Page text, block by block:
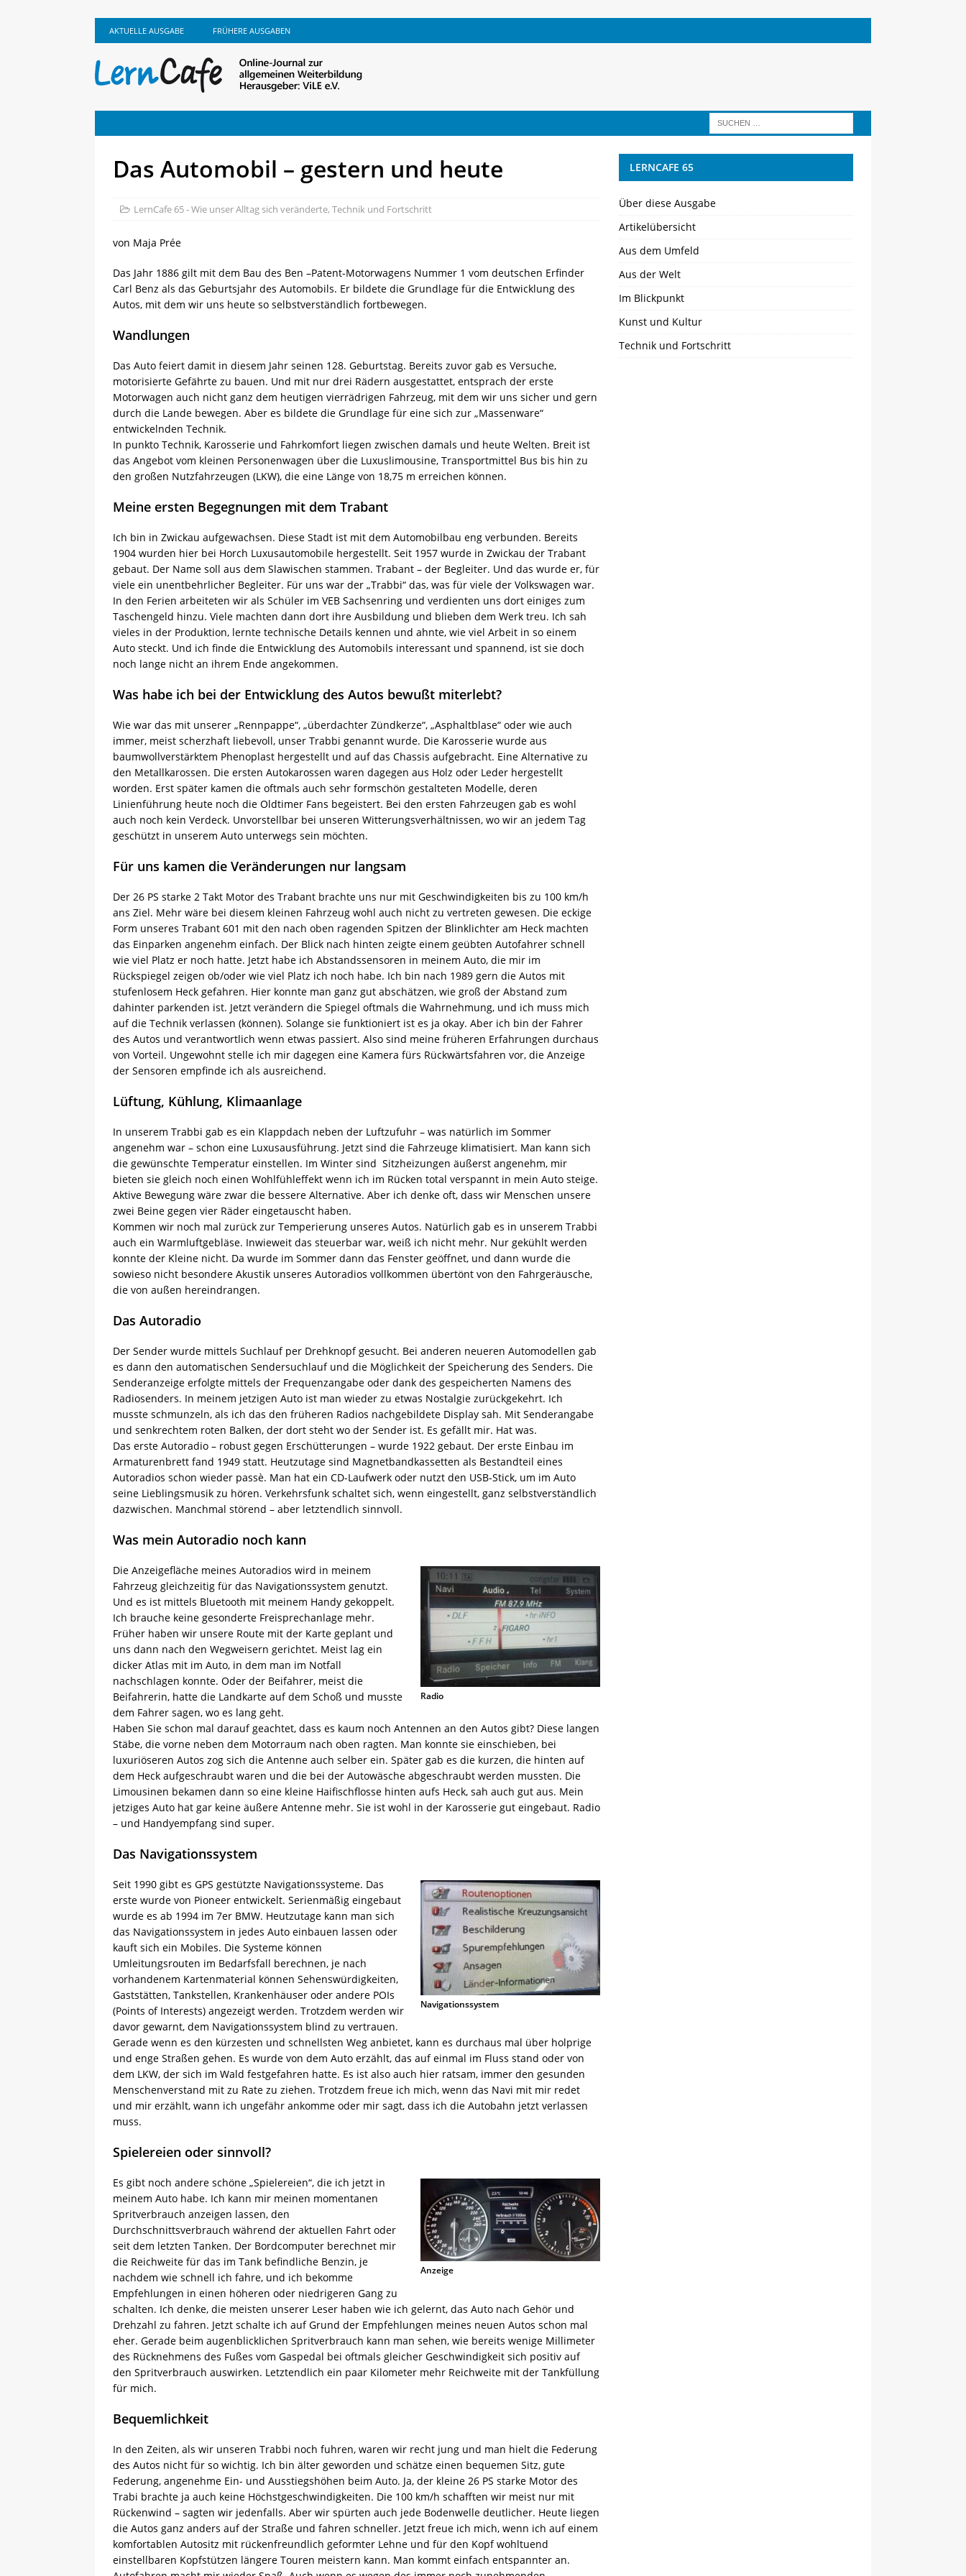
AKTUELLE AUSGABE FRÜHERE AUSGABEN
Das Automobil – gestern und heute
LernCafe 65 - Wie unser Alltag sich veränderte, Technik und Fortschritt
von Maja Prée
Das Jahr 1886 gilt mit dem Bau des Ben –Patent-Motorwagens Nummer 1 vom deutschen Erfinder
Carl Benz als das Geburtsjahr des Automobils. Er bildete die Grundlage für die Entwicklung des
Autos, mit dem wir uns heute so selbstverständlich fortbewegen.
Wandlungen
Das Auto feiert damit in diesem Jahr seinen 128. Geburtstag. Bereits zuvor gab es Versuche,
motorisierte Gefährte zu bauen. Und mit nur drei Rädern ausgestattet, entsprach der erste
Motorwagen auch nicht ganz dem heutigen vierrädrigen Fahrzeug, mit dem wir uns sicher und gern
durch die Lande bewegen. Aber es bildete die Grundlage für eine sich zur „Massenware“
entwickelnden Technik.
In punkto Technik, Karosserie und Fahrkomfort liegen zwischen damals und heute Welten. Breit ist
das Angebot vom kleinen Personenwagen über die Luxuslimousine, Transportmittel Bus bis hin zu
den großen Nutzfahrzeugen (LKW), die eine Länge von 18,75 m erreichen können.
Meine ersten Begegnungen mit dem Trabant
Ich bin in Zwickau aufgewachsen. Diese Stadt ist mit dem Automobilbau eng verbunden. Bereits
1904 wurden hier bei Horch Luxusautomobile hergestellt. Seit 1957 wurde in Zwickau der Trabant
gebaut. Der Name soll aus dem Slawischen stammen. Trabant – der Begleiter. Und das wurde er, für
viele ein unentbehrlicher Begleiter. Für uns war der „Trabbi“ das, was für viele der Volkswagen war.
In den Ferien arbeiteten wir als Schüler im VEB Sachsenring und verdienten uns dort einiges zum
Taschengeld hinzu. Viele machten dann dort ihre Ausbildung und blieben dem Werk treu. Ich sah
vieles in der Produktion, lernte technische Details kennen und ahnte, wie viel Arbeit in so einem
Auto steckt. Und ich finde die Entwicklung des Automobils interessant und spannend, ist sie doch
noch lange nicht an ihrem Ende angekommen.
Was habe ich bei der Entwicklung des Autos bewußt miterlebt?
Wie war das mit unserer „Rennpappe“, „überdachter Zündkerze“, „Asphaltblase“ oder wie auch
immer, meist scherzhaft liebevoll, unser Trabbi genannt wurde. Die Karosserie wurde aus
baumwollverstärktem Phenoplast hergestellt und auf das Chassis aufgebracht. Eine Alternative zu
den Metallkarossen. Die ersten Autokarossen waren dagegen aus Holz oder Leder hergestellt
worden. Erst später kamen die oftmals auch sehr formschön gestalteten Modelle, deren
Linienführung heute noch die Oldtimer Fans begeistert. Bei den ersten Fahrzeugen gab es wohl
auch noch kein Verdeck. Unvorstellbar bei unseren Witterungsverhältnissen, wo wir an jedem Tag
geschützt in unserem Auto unterwegs sein möchten.
Für uns kamen die Veränderungen nur langsam
Der 26 PS starke 2 Takt Motor des Trabant brachte uns nur mit Geschwindigkeiten bis zu 100 km/h
ans Ziel. Mehr wäre bei diesem kleinen Fahrzeug wohl auch nicht zu vertreten gewesen. Die eckige
Form unseres Trabant 601 mit den nach oben ragenden Spitzen der Blinklichter am Heck machten
das Einparken angenehm einfach. Der Blick nach hinten zeigte einem geübten Autofahrer schnell
wie viel Platz er noch hatte. Jetzt habe ich Abstandssensoren in meinem Auto, die mir im
Rückspiegel zeigen ob/oder wie viel Platz ich noch habe. Ich bin nach 1989 gern die Autos mit
stufenlosem Heck gefahren. Hier konnte man ganz gut abschätzen, wie groß der Abstand zum
dahinter parkenden ist. Jetzt verändern die Spiegel oftmals die Wahrnehmung, und ich muss mich
auf die Technik verlassen (können). Solange sie funktioniert ist es ja okay. Aber ich bin der Fahrer
des Autos und verantwortlich wenn etwas passiert. Also sind meine früheren Erfahrungen durchaus
von Vorteil. Ungewohnt stelle ich mir dagegen eine Kamera fürs Rückwärtsfahren vor, die Anzeige
der Sensoren empfinde ich als ausreichend.
Lüftung, Kühlung, Klimaanlage
In unserem Trabbi gab es ein Klappdach neben der Luftzufuhr – was natürlich im Sommer
angenehm war – schon eine Luxusausführung. Jetzt sind die Fahrzeuge klimatisiert. Man kann sich
die gewünschte Temperatur einstellen. Im Winter sind Sitzheizungen äußerst angenehm, mir
bieten sie gleich noch einen Wohlfühleffekt wenn ich im Rücken total verspannt in mein Auto steige.
Aktive Bewegung wäre zwar die bessere Alternative. Aber ich denke oft, dass wir Menschen unsere
zwei Beine gegen vier Räder eingetauscht haben.
Kommen wir noch mal zurück zur Temperierung unseres Autos. Natürlich gab es in unserem Trabbi
auch ein Warmluftgebläse. Inwieweit das steuerbar war, weiß ich nicht mehr. Nur gekühlt werden
konnte der Kleine nicht. Da wurde im Sommer dann das Fenster geöffnet, und dann wurde die
sowieso nicht besondere Akustik unseres Autoradios vollkommen übertönt von den Fahrgeräusche,
die von außen hereindrangen.
Das Autoradio
Der Sender wurde mittels Suchlauf per Drehknopf gesucht. Bei anderen neueren Automodellen gab
es dann den automatischen Sendersuchlauf und die Möglichkeit der Speicherung des Senders. Die
Senderanzeige erfolgte mittels der Frequenzangabe oder dank des gespeicherten Namens des
Radiosenders. In meinem jetzigen Auto ist man wieder zu etwas Nostalgie zurückgekehrt. Ich
musste schmunzeln, als ich das den früheren Radios nachgebildete Display sah. Mit Senderangabe
und senkrechtem roten Balken, der dort steht wo der Sender ist. Es gefällt mir. Hat was.
Das erste Autoradio – robust gegen Erschütterungen – wurde 1922 gebaut. Der erste Einbau im
Armaturenbrett fand 1949 statt. Heutzutage sind Magnetbandkassetten als Bestandteil eines
Autoradios schon wieder passè. Man hat ein CD-Laufwerk oder nutzt den USB-Stick, um im Auto
seine Lieblingsmusik zu hören. Verkehrsfunk schaltet sich, wenn eingestellt, ganz selbstverständlich
dazwischen. Manchmal störend – aber letztendlich sinnvoll.
Was mein Autoradio noch kann
Radio
Die Anzeigefläche meines Autoradios wird in meinem
Fahrzeug gleichzeitig für das Navigationssystem genutzt.
Und es ist mittels Bluetooth mit meinem Handy gekoppelt.
Ich brauche keine gesonderte Freisprechanlage mehr.
Früher haben wir unsere Route mit der Karte geplant und
uns dann nach den Wegweisern gerichtet. Meist lag ein
dicker Atlas mit im Auto, in dem man im Notfall
nachschlagen konnte. Oder der Beifahrer, meist die
Beifahrerin, hatte die Landkarte auf dem Schoß und musste
dem Fahrer sagen, wo es lang geht.
Haben Sie schon mal darauf geachtet, dass es kaum noch Antennen an den Autos gibt? Diese langen
Stäbe, die vorne neben dem Motorraum nach oben ragten. Man konnte sie einschieben, bei
luxuriöseren Autos zog sich die Antenne auch selber ein. Später gab es die kurzen, die hinten auf
dem Heck aufgeschraubt waren und die bei der Autowäsche abgeschraubt werden mussten. Die
Limousinen bekamen dann so eine kleine Haifischflosse hinten aufs Heck, sah auch gut aus. Mein
jetziges Auto hat gar keine äußere Antenne mehr. Sie ist wohl in der Karosserie gut eingebaut. Radio
– und Handyempfang sind super.
Das Navigationssystem
Navigationssystem
Seit 1990 gibt es GPS gestützte Navigationssysteme. Das
erste wurde von Pioneer entwickelt. Serienmäßig eingebaut
wurde es ab 1994 im 7er BMW. Heutzutage kann man sich
das Navigationssystem in jedes Auto einbauen lassen oder
kauft sich ein Mobiles. Die Systeme können
Umleitungsrouten im Bedarfsfall berechnen, je nach
vorhandenem Kartenmaterial können Sehenswürdigkeiten,
Gaststätten, Tankstellen, Krankenhäuser oder andere POIs
(Points of Interests) angezeigt werden. Trotzdem werden wir
davor gewarnt, dem Navigationssystem blind zu vertrauen.
Gerade wenn es den kürzesten und schnellsten Weg anbietet, kann es durchaus mal über holprige
und enge Straßen gehen. Es wurde von dem Auto erzählt, das auf einmal im Fluss stand oder von
dem LKW, der sich im Wald festgefahren hatte. Es ist also auch hier ratsam, immer den gesunden
Menschenverstand mit zu Rate zu ziehen. Trotzdem freue ich mich, wenn das Navi mit mir redet
und mir erzählt, wann ich ungefähr ankomme oder mir sagt, dass ich die Autobahn jetzt verlassen
muss.
Spielereien oder sinnvoll?
Anzeige
Es gibt noch andere schöne „Spielereien“, die ich jetzt in
meinem Auto habe. Ich kann mir meinen momentanen
Spritverbrauch anzeigen lassen, den
Durchschnittsverbrauch während der aktuellen Fahrt oder
seit dem letzten Tanken. Der Bordcomputer berechnet mir
die Reichweite für das im Tank befindliche Benzin, je
nachdem wie schnell ich fahre, und ich bekomme
Empfehlungen in einen höheren oder niedrigeren Gang zu
schalten. Ich denke, die meisten unserer Leser haben wie ich gelernt, das Auto nach Gehör und
Drehzahl zu fahren. Jetzt schalte ich auf Grund der Empfehlungen meines neuen Autos schon mal
eher. Gerade beim augenblicklichen Spritverbrauch kann man sehen, wie bereits wenige Millimeter
des Rücknehmens des Fußes vom Gaspedal bei oftmals gleicher Geschwindigkeit sich positiv auf
den Spritverbrauch auswirken. Letztendlich ein paar Kilometer mehr Reichweite mit der Tankfüllung
für mich.
Bequemlichkeit
In den Zeiten, als wir unseren Trabbi noch fuhren, waren wir recht jung und man hielt die Federung
des Autos nicht für so wichtig. Ich bin älter geworden und schätze einen bequemen Sitz, gute
Federung, angenehme Ein- und Ausstiegshöhen beim Auto. Ja, der kleine 26 PS starke Motor des
Trabi brachte ja auch keine Höchstgeschwindigkeiten. Die 100 km/h schafften wir meist nur mit
Rückenwind – sagten wir jedenfalls. Aber wir spürten auch jede Bodenwelle deutlicher. Heute liegen
die Autos ganz anders auf der Straße und fahren schneller. Jetzt freue ich mich, wenn ich auf einem
komfortablen Autositz mit rückenfreundlich geformter Lehne und für den Kopf wohltuend
einstellbaren Kopfstützen längere Touren meistern kann. Man kommt einfach entspannter an.
LERNCAFE 65
Über diese Ausgabe
Artikelübersicht
Aus dem Umfeld
Aus der Welt
Im Blickpunkt
Kunst und Kultur
Technik und Fortschritt